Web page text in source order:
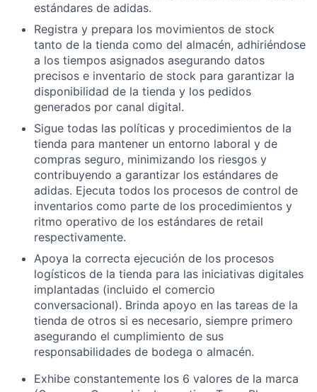
estándares de adidas.
Registra y prepara los movimientos de stock
tanto de la tienda como del almacén, adhiriéndose
a los tiempos asignados asegurando datos
precisos e inventario de stock para garantizar la
disponibilidad de la tienda y los pedidos
generados por canal digital.
Sigue todas las políticas y procedimientos de la
tienda para mantener un entorno laboral y de
compras seguro, minimizando los riesgos y
contribuyendo a garantizar los estándares de
adidas. Ejecuta todos los procesos de control de
inventarios como parte de los procedimientos y
ritmo operativo de los estándares de retail
respectivamente.
Apoya la correcta ejecución de los procesos
logísticos de la tienda para las iniciativas digitales
implantadas (incluido el comercio
conversacional). Brinda apoyo en las tareas de la
tienda de otros si es necesario, siempre primero
asegurando el cumplimiento de sus
responsabilidades de bodega o almacén.
Exhibe constantemente los 6 valores de la marca